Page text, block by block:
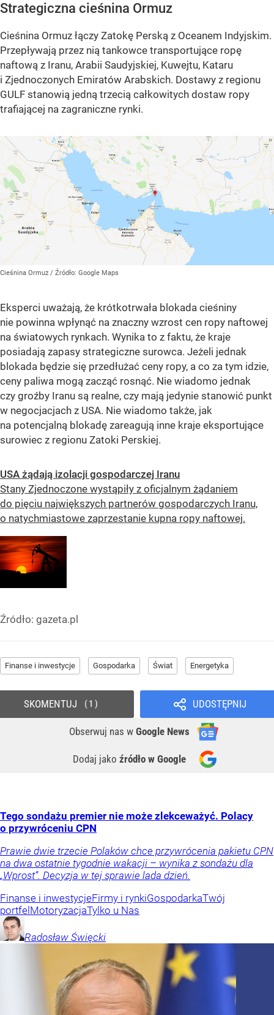
Strategiczna cieśnina Ormuz
Cieśnina Ormuz łączy Zatokę Perską z Oceanem Indyjskim.
Przepływają przez nią tankowce transportujące ropę
naftową z Iranu, Arabii Saudyjskiej, Kuwejtu, Kataru
i Zjednoczonych Emiratów Arabskich. Dostawy z regionu
GULF stanowią jedną trzecią całkowitych dostaw ropy
trafiającej na zagraniczne rynki.
Cieśnina Ormuz / Źródło: Google Maps
Eksperci uważają, że krótkotrwała blokada cieśniny
nie powinna wpłynąć na znaczny wzrost cen ropy naftowej
na światowych rynkach. Wynika to z faktu, że kraje
posiadają zapasy strategiczne surowca. Jeżeli jednak
blokada będzie się przedłużać ceny ropy, a co za tym idzie,
ceny paliwa mogą zacząć rosnąć. Nie wiadomo jednak
czy groźby Iranu są realne, czy mają jedynie stanowić punkt
w negocjacjach z USA. Nie wiadomo także, jak
na potencjalną blokadę zareagują inne kraje eksportujące
surowiec z regionu Zatoki Perskiej.
USA żądają izolacji gospodarczej Iranu
Stany Zjednoczone wystąpiły z oficjalnym żądaniem
do pięciu największych partnerów gospodarczych Iranu,
o natychmiastowe zaprzestanie kupna ropy naftowej.
Źródło: gazeta.pl
Finanse i inwestycje Gospodarka Świat Energetyka
UDOSTĘPNIJ
Obserwuj nas w Google News
Dodaj jako źródło w Google
SKOMENTUJ 1
Tego sondażu premier nie może zlekceważyć. Polacy
o przywróceniu CPN
Prawie dwie trzecie Polaków chce przywrócenia pakietu CPN
na dwa ostatnie tygodnie wakacji – wynika z sondażu dla
„Wprost”. Decyzja w tej sprawie lada dzień.
Finanse i inwestycjeFirmy i rynkiGospodarkaTwój
portfelMotoryzacjaTylko u Nas
Radosław Święcki